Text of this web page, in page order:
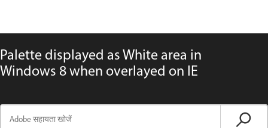
Palette displayed as White area in
Windows 8 when overlayed on IE